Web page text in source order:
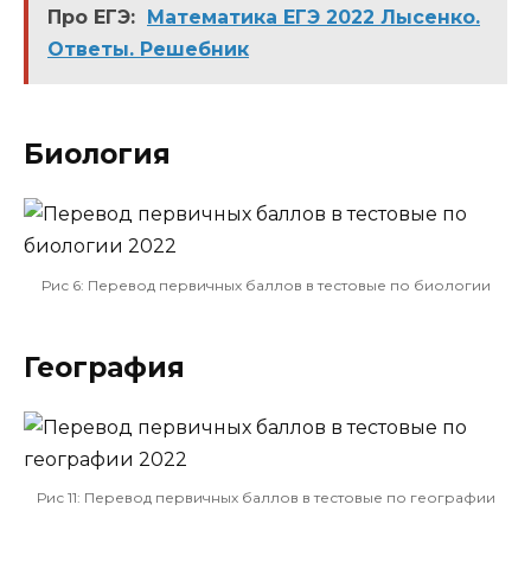
Про ЕГЭ: Математика ЕГЭ 2022 Лысенко.
Ответы. Решебник
Биология
Рис 6: Перевод первичных баллов в тестовые по биологии
География
Рис 11: Перевод первичных баллов в тестовые по географии